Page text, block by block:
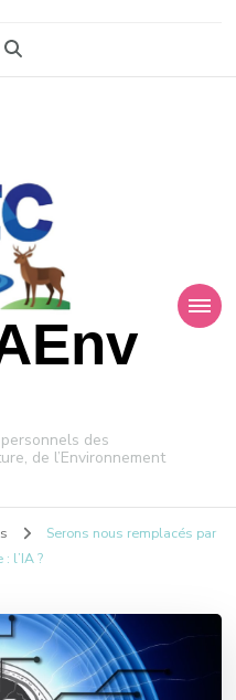
des
de l’Environnement
Serons nous remplacés par
l’IA ?